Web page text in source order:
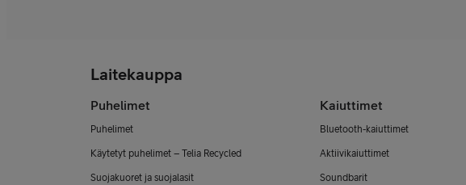
Laitekauppa
Puhelimet
Puhelimet
Käytetyt puhelimet – Telia Recycled
Suojakuoret ja suojalasit
Kaiuttimet
Bluetooth-kaiuttimet
Aktiivikaiuttimet
Soundbarit